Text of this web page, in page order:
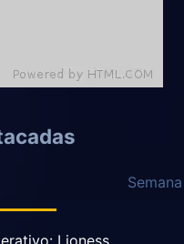
Semana